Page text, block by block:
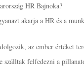
HR Bajnoka?
akarja a HR és a
az ember értéket
szálltak felfedezni a